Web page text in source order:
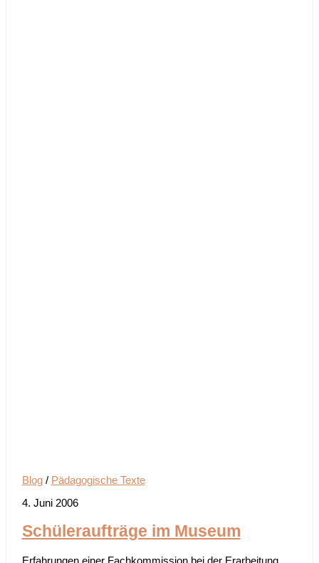
Blog/ Pädagogische Texte
4. Juni 2006
Schüleraufträge im Museum
Erfahrungen einer Fachkommission bei der Erarbeitung